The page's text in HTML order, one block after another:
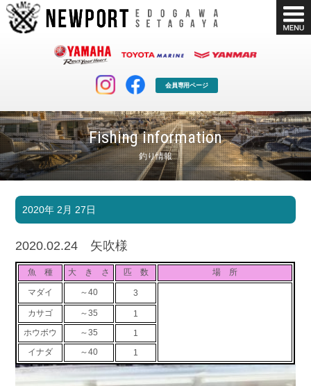
会員専用ページ
Fishing information
釣り情報
マリンクラブ
マリンライフを堪能したい！
ボート販売
ボート免許
長年の実績と信頼！
店舗情報
Shop Info.
公式ブログ
お問い合わせ
採用情報
Recruit
リンク集
Link
2020年 2月 27日
2020.02.24 矢吹様
魚 種 大 き さ 匹 数 場 所
マダイ ～40 3
カサゴ ～35
1
ホウボウ
～35
1
イナダ
～40 1